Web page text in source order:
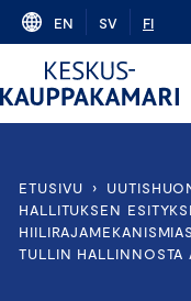
Skip
content
EN SV FI
ETUSIVU ›
HALLITUKSEN
TULLIN HALLINNOSTA